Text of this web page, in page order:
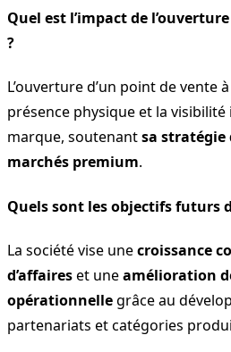
Quel est l’impact de
?
L’ouverture d’un point de vente
présence physique et la
marque, soutenantsa stratégie
marchés premium.
Quels sont les objectifs futurs
La société vise unecroissance
d’affaireset uneamélioration
opérationnellegrâce au
partenariats et catégories